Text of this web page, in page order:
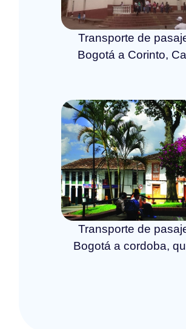
Transporte de
Bogotá a Corinto,
Transporte de
Bogotá a cordoba,